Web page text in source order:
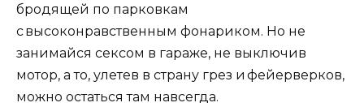
бродящей по парковкам
с высоконравственным фонариком. Но не
занимайся сексом в гараже, не выключив
мотор, а то, улетев в страну грез и фейерверков,
можно остаться там навсегда.